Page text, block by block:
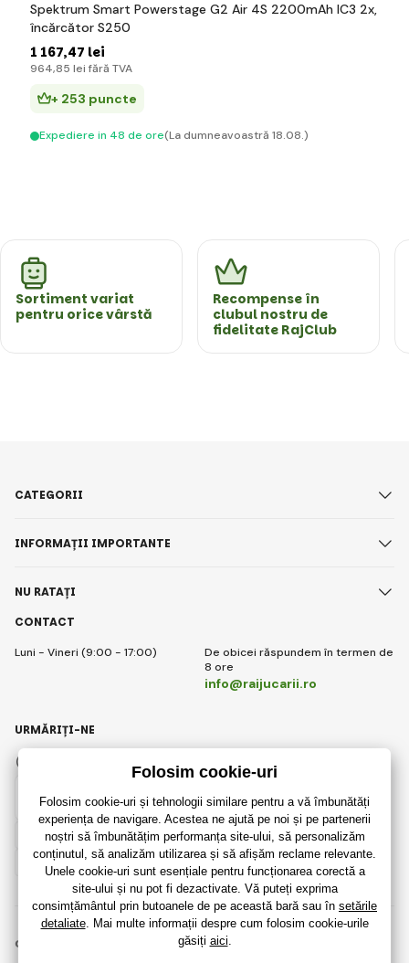
Spektrum Smart Powerstage G2 Air 4S 2200mAh IC3 2x,
încărcător S250
1 167,47 lei
964,85 lei fără TVA
+ 253 puncte
Expediere in 48 de ore(La dumneavoastră 18.08.)
Sortiment variat
pentru orice vârstă
Recompense în
clubul nostru de
fidelitate RajClub
CONTACT
Luni - Vineri (9:00 - 17:00)
De obicei răspundem în termen de
8 ore
info@raijucarii.ro
CATEGORII
INFORMAȚII IMPORTANTE
NU RATAȚI
Romanian
URMĂRIȚI-NE
Instagram
© 2018 - 2026 RaiJucării.ro, Toate drepturile rezervate